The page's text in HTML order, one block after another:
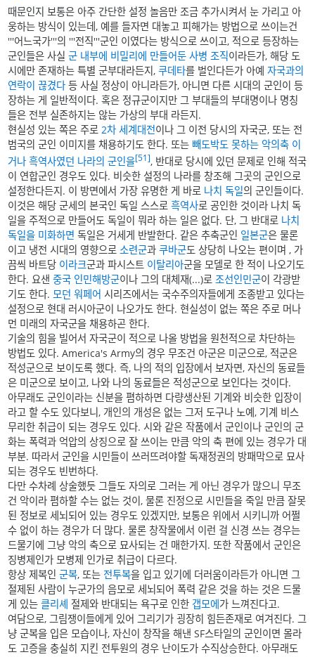
때문인지 보통은 아주 간단한 설정 놀음만 조금 추가시켜서 눈 가리고 아
웅하는 방식이 있는데, 예를 들자면 대놓고 피해가는 방법으로 쓰이는건
'''어느국가'''의 '''전직'''군인 이였다는 방식으로 쓰이고, 적으로 등장하는
군인들은 사실군 내부에 비밀리에 만들어둔 사병 조직이라든가, 해당 도
시에만 존재하는 특별 군부대라든지,쿠데타를 벌인다든가 아예자국과의
연락이 끊겼다 등 사실 정상이 아니라든가, 아니면 다른 시대의 군인이 등
장하는 게 일반적이다. 혹은 정규군이지만 그 부대들의 부대명이나 명칭
들은 전부 실존하지는 않는 가상의 부대 라든지.
현실성 있는 쪽은 주로2차 세계대전이나 그 이전 당시의 자국군, 또는 전
범국의 군인 이미지를 채용하기도 한다. 또는 빼도박도 못하는 악의축 이
거나 흑역사였던 나라의 군인을[51], 반대로 당시에 있던 문제로 인해 적국
이 연합군인 경우도 있다. 비슷한 설정의 나라를 창조해 그곳의 군인으로
설정한다든지. 이 방면에서 가장 유명한 게 바로 나치 독일의 군인들이다.
이것은 해당 군세의 본국인 독일 스스로흑역사로 공인한 것이라 나치 독
일을 주적으로 만들어도 독일이 뭐라 하는 일은 없다. 단, 그 반대로 나치
독일을 미화하면 독일은 거세게 반발한다. 같은 추축군인 일본군은 물론
이고 냉전 시대의 영향으로소련군과쿠바군도 상당히 나오는 편이며 , 가
끔씩 바트당 이라크군과 파시스트 이탈리아군을 모델로 한 적이 나오기도
한다. 요샌중국 인민해방군이나 그의 대체재(...)로조선인민군이 각광받
기도 한다.모던 워페어 시리즈에서는 국수주의자들에게 조종받고 있다는
설정으로 현대 러시아군이 나오가도 한다. 현실성이 없는 쪽은 주로 머나
먼 미래의 자국군을 채용하곤 한다.
기술의 힘을 빌어서 자국군이 적으로 나올 방법을 원천적으로 차단하는
방법도 있다. America's Army의 경우 무조건 아군은 미군으로, 적군은
적성군으로 보이도록 했다. 즉, 나의 적의 입장에서 보자면, 자신의 동료들
은 미군으로 보이고, 나와 나의 동료들은 적성군으로 보인다는 것이다.
아무래도 군인이라는 신분을 폄하하면 다량생산된 기계와 비슷한 입장이
라고 할 수도 있다보니, 개인의 개성은 없는 그저 도구나 노예, 기계 비스
무리한 취급이 되는 경우도 있다. 시와 같은 작품에서 군인이나 군인의 군
화는 폭력과 억압의 상징으로 잘 쓰이는 만큼 악의 축 편에 있는 경우가 대
부분. 따라서 군인을 시민들이 쓰러뜨려야할 독재정권의 방패막으로 묘사
되는 경우도 빈번하다.
다만 수차례 상술했듯 그들도 자의로 그러는 게 아닌 경우가 많으니 무조
건 악이라 폄하할 수는 없는 것이, 물론 진정으로 시민들을 죽일 만큼 잘못
된 정보로 세뇌되어 있는 경우도 있겠지만, 보통은 위에서 시키니까 어쩔
수 없이 하는 경우가 더 많다. 물론 창작물에서 이런 걸 신경 쓰는 경우는
드물기에 그냥 악의 축으로 묘사되는 건 매한가지. 또한 작품에서 군인은
징병제인가 모병제 인가로 취급이 다르다.
항상 제복인군복, 또는 전투복을 입고 있기에 더러움이라든가 아니면 그
절제된 사람이 누군가의 음모로 세뇌되어 폭력 같은 것을 하는 것은 드물
게 있는클리셰 절제와 반대되는 욕구로 인한 갭모에가 느껴진다고.
여담으로, 그림쟁이들에게 있어 그리기가 굉장히 힘든존재로 여겨진다. 그
냥 군복을 입은 모습이나, 자신이 창작을 해낸 SF스타일의 군인이면 몰라
도 고증을 충실히 지킨 전투원의 경우 난이도가 수직상승한다. 아무래도